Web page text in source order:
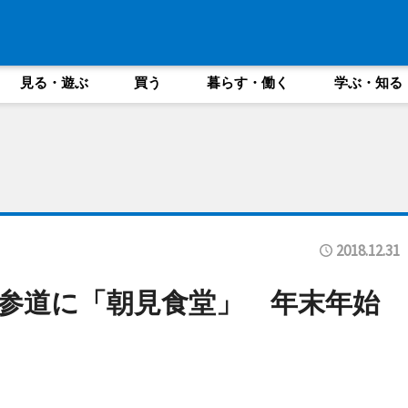
見る・遊ぶ 買う 暮らす・働く 学ぶ・知る
2018.12.31
道に「朝見食堂」 年末年始